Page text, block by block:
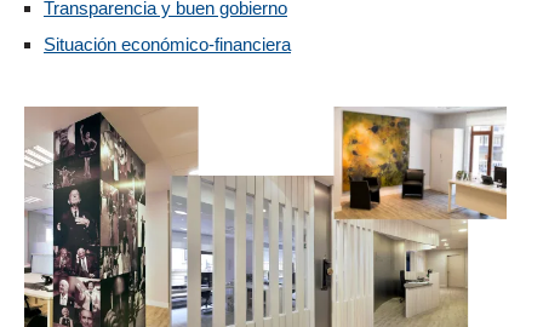
Transparencia y buen gobierno
Situación económico-financiera